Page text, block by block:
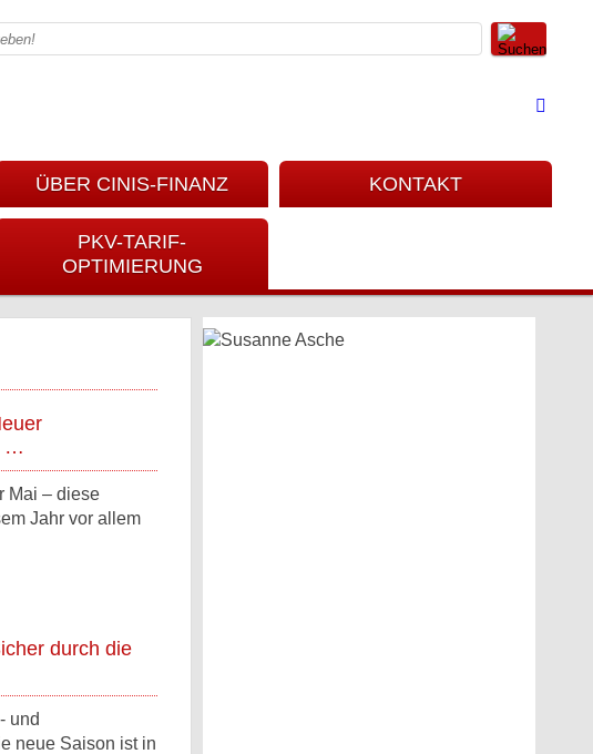
ÜBER CINIS-FINANZ KONTAKT
PKV-TARIF-
OPTIMIERUNG
…
Mai – diese
Jahr vor allem
durch die
und
neue Saison ist in